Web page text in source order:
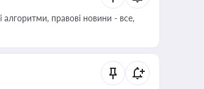
правові новини - все,